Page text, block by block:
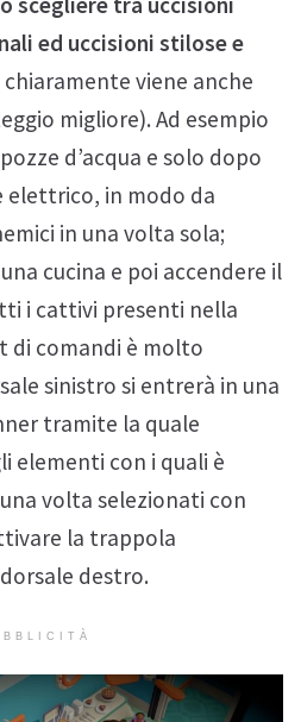
ed uccisioni stilose e
viene anche
migliore). Ad esempio
d’acqua e solo dopo
in modo da
in una volta sola;
cucina e poi accendere il
i cattivi presenti nella
di comandi è molto
sinistro si entrerà in una
tramite la quale
elementi con i quali è
volta selezionati con
la trappola
destro.